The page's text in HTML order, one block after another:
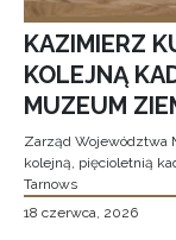
KAZIMIERZ
KOLEJNĄ
MUZEUM
Zarząd Województwa
kolejną, pięcioletnią
Tarnows
18 czerwca, 2026